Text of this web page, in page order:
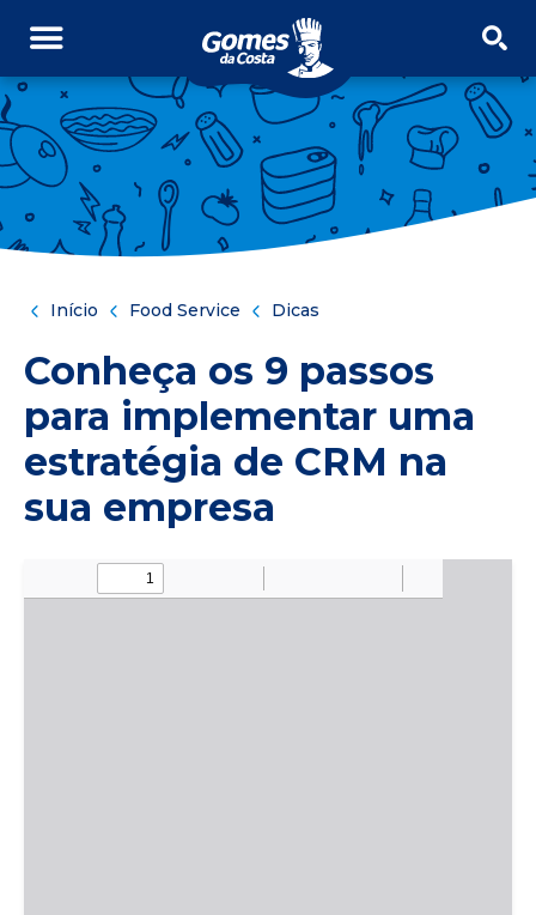
PULE PARA O CONTEÚDO
Início Food Service Dicas
Conheça os 9 passos
para implementar uma
estratégia de CRM na
sua empresa